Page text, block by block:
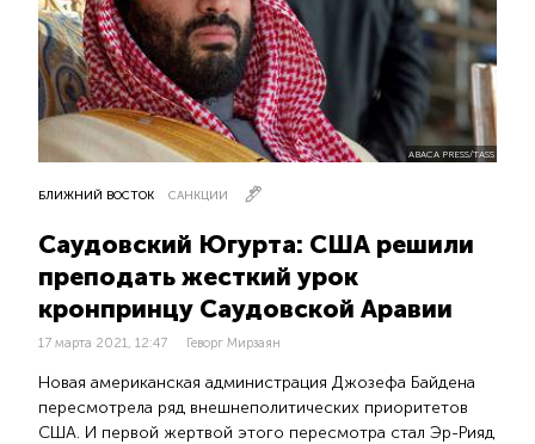
ABACA PRESS/TASS
БЛИЖНИЙ ВОСТОК САНКЦИИ
Саудовский Югурта: США решили
преподать жесткий урок
кронпринцу Саудовской Аравии
17 марта 2021, 12:47 Геворг Мирзаян
Новая американская администрация Джозефа Байдена
пересмотрела ряд внешнеполитических приоритетов
США. И первой жертвой этого пересмотра стал Эр-Рияд